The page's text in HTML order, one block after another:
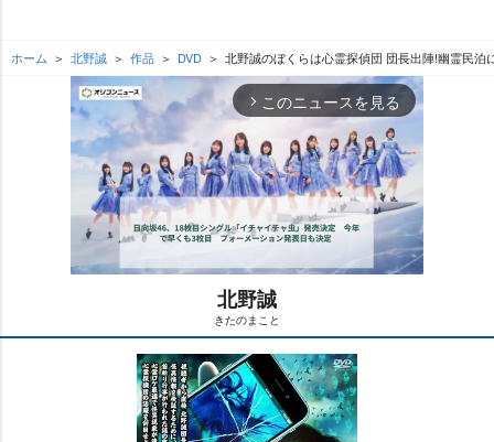
ホーム 北野誠 作品 DVD 北野誠のぼくらは心霊探偵団 団長出陣!幽霊民泊
arrow_forward_ios このニュースを見る
M
u
t
e
北野誠
きたのまこと